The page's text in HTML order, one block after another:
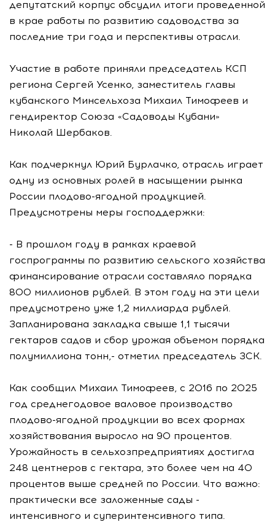
депутатский корпус обсудил итоги проведенной
в крае работы по развитию садоводства за
последние три года и перспективы отрасли.
Участие в работе приняли председатель КСП
региона Сергей Усенко, заместитель главы
кубанского Минсельхоза Михаил Тимофеев и
гендиректор Союза «Садоводы Кубани»
Николай Шербаков.
Как подчеркнул Юрий Бурлачко, отрасль играет
одну из основных ролей в насыщении рынка
России плодово-ягодной продукцией.
Предусмотрены меры господдержки:
- В прошлом году в рамках краевой
госпрограммы по развитию сельского хозяйства
финансирование отрасли составляло порядка
800 миллионов рублей. В этом году на эти цели
предусмотрено уже 1,2 миллиарда рублей.
Запланирована закладка свыше 1,1 тысячи
гектаров садов и сбор урожая объемом порядка
полумиллиона тонн,- отметил председатель ЗСК.
Как сообщил Михаил Тимофеев, с 2016 по 2025
год среднегодовое валовое производство
плодово-ягодной продукции во всех формах
хозяйствования выросло на 90 процентов.
Урожайность в сельхозпредприятиях достигла
248 центнеров с гектара, это более чем на 40
процентов выше средней по России. Что важно:
практически все заложенные сады -
интенсивного и суперинтенсивного типа.